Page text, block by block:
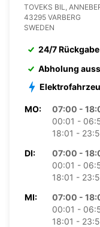
TOVEKS BIL,
43295 VARBERG
SWEDEN
24/7 Rückgabe
Abholung
MO:
07:00 -
00:01 -
18:01 -
DI:
07:00 -
00:01 -
18:01 -
MI:
07:00 -
00:01 -
18:01 -